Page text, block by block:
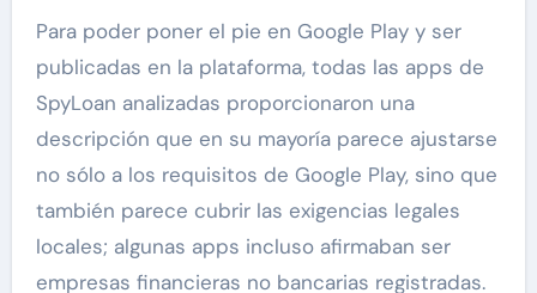
Para poder poner el pie en Google Play y ser
publicadas en la plataforma, todas las apps de
SpyLoan analizadas proporcionaron una
descripción que en su mayoría parece ajustarse
no sólo a los requisitos de Google Play, sino que
también parece cubrir las exigencias legales
locales; algunas apps incluso afirmaban ser
empresas financieras no bancarias registradas.